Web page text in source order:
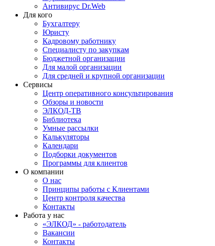
Антивирус Dr.Web
Для кого
Бухгалтеру
Юристу
Кадровому работнику
Специалисту по закупкам
Бюджетной организации
Для малой организации
Для средней и крупной организации
Сервисы
Центр оперативного консультирования
Обзоры и новости
ЭЛКОД-ТВ
Библиотека
Умные рассылки
Калькуляторы
Календари
Подборки документов
Программы для клиентов
О компании
О нас
Принципы работы с Клиентами
Центр контроля качества
Контакты
Работа у нас
«ЭЛКОД» - работодатель
Вакансии
Контакты